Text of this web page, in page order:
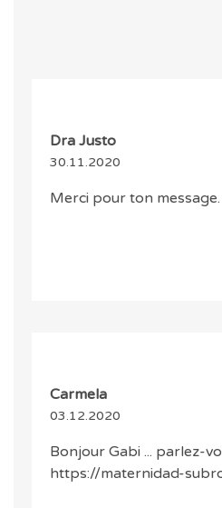
Dra Justo
30.11.2020
Merci pour ton message.
Carmela
03.12.2020
Bonjour Gabi ... parlez-
https://maternidad-